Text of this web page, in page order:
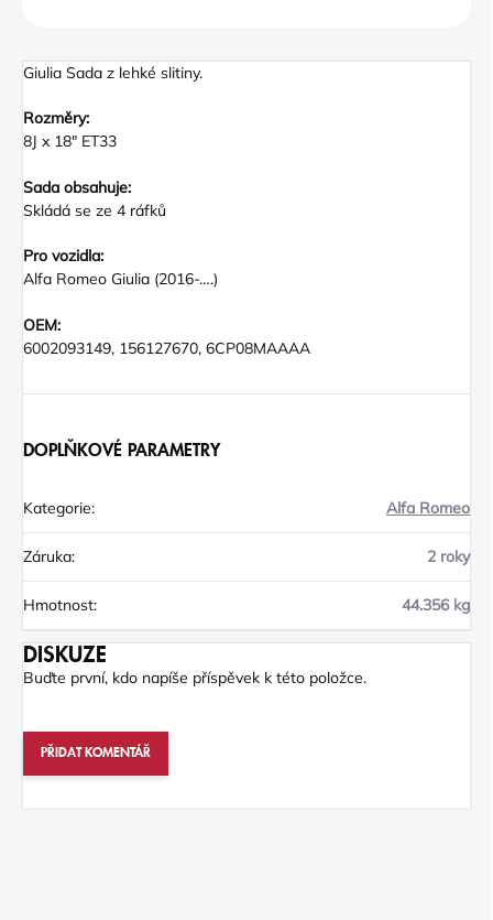
Giulia Sada z lehké slitiny.
Rozměry:
8J x 18" ET33
Sada obsahuje:
Skládá se ze 4 ráfků
Pro vozidla:
Alfa Romeo Giulia (2016-….)
OEM:
6002093149, 156127670, 6CP08MAAAA
DOPLŇKOVÉ PARAMETRY
Kategorie: Alfa Romeo
Záruka: 2 roky
Hmotnost: 44.356 kg
DISKUZE
Buďte první, kdo napíše příspěvek k této položce.
PŘIDAT KOMENTÁŘ